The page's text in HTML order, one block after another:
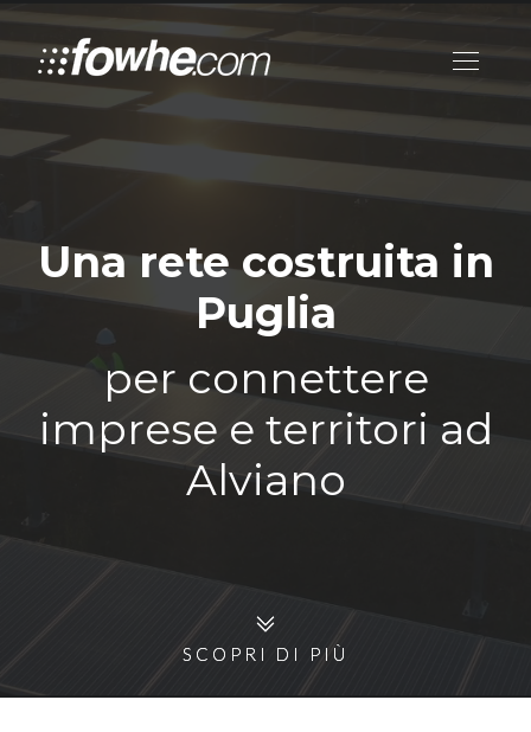
Una rete costruita in
Puglia
per connettere
imprese e territori ad
Alviano
SCOPRI DI PIÙ
SCOPRI DI PIÙ